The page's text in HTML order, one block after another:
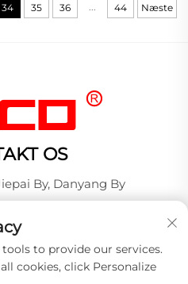
34 35 36 ... 44 Næste
OS
By, Danyang By
to provide our services.
cookies, click Personalize